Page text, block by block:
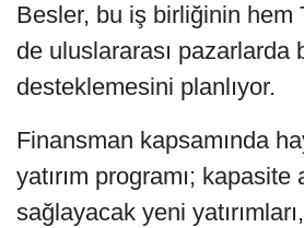
Besler, bu iş birliğinin hem
de uluslararası pazarlarda
desteklemesini planlıyor.
Finansman kapsamında
yatırım programı; kapasite
sağlayacak yeni